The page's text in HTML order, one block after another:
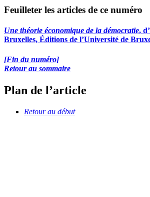
Feuilleter les articles de ce numéro
Une théorie économique de la démocratie,
Bruxelles, Éditions de l’Université de
[Fin du numéro]
Retour au sommaire
Plan de l’article
Retour au début